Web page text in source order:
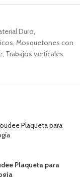
Duro,
, Mosquetones con
, Trabajos verticales
Plaqueta para